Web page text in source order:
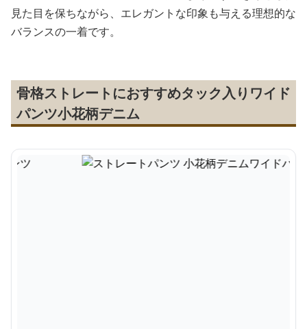
見た目を保ちながら、エレガントな印象も与える理想的な
バランスの一着です。
骨格ストレートにおすすめタック入りワイド
パンツ小花柄デニム